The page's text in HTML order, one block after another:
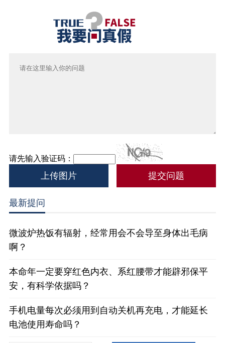
请先输入验证码：
上传图片
最新提问
微波炉热饭有辐射，经常用会不会导至身体出毛病
啊？
本命年一定要穿红色内衣、系红腰带才能辟邪保平
安，有科学依据吗？
手机电量每次必须用到自动关机再充电，才能延长
电池使用寿命吗？